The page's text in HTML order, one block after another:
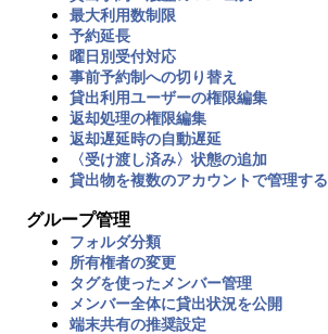
最大利用数制限
予約延長
曜日別受付対応
事前予約制への切り替え
貸出利用ユーザーの権限編集
返却処理の権限編集
返却遅延時の自動遅延
〈受け渡し済み〉状態の追加
貸出物を複数のアカウントで管理する
グループ管理
フォルダ分類
所有権者の変更
タグを使ったメンバー管理
メンバー全体に貸出状況を公開
端末共有の推奨設定